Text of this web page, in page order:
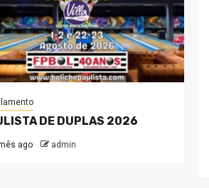
DE DUPLAS 2026
ago admin